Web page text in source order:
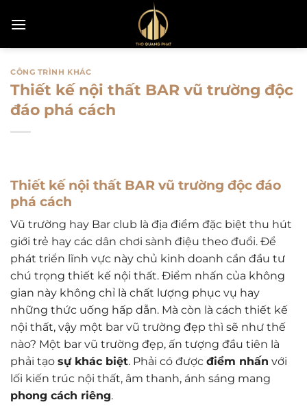
qua
CÔNG TRÌNH KHÁC
Thiết kế nội thất BAR vũ trường độc
đáo phá cách
Thiết kế nội thất BAR vũ trường độc đáo
phá cách
Vũ trường hay Bar club là địa điểm đặc biệt thu hút
giới trẻ hay các dân chơi sành điệu theo đuổi. Để
phát triển lĩnh vực này chủ kinh doanh cần đầu tư
chú trọng thiết kế nội thất. Điểm nhấn của không
gian này không chỉ là chất lượng phục vụ hay
những thức uống hấp dẫn. Mà còn là cách thiết kế
nội thất, vậy một bar vũ trường đẹp thì sẽ như thế
nào? Một bar vũ trường đẹp, ấn tượng đầu tiên là
phải tạo sự khác biệt. Phải có được điểm nhấn với
lối kiến trúc nội thất, âm thanh, ánh sáng mang
phong cách riêng.